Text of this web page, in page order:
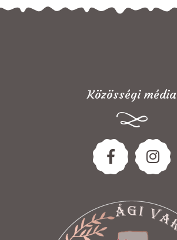
Közösségi média